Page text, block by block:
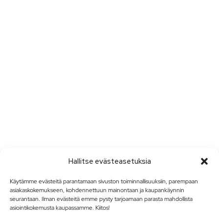
Hallitse evästeasetuksia
Käytämme evästeitä parantamaan sivuston toiminnallisuuksiin, parempaan
asiakaskokemukseen, kohdennettuun mainontaan ja kaupankäynnin
seurantaan. Ilman evästeitä emme pysty tarjoamaan parasta mahdollista
asiointikokemusta kaupassamme. Kiitos!